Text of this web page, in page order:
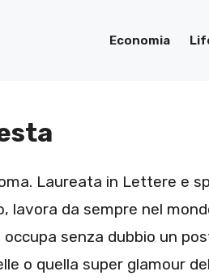
Economia
Laureata in Lettere e
lavora da sempre nel
senza dubbio un
o quella super glamour